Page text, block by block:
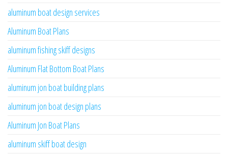
aluminum boat design services
Aluminum Boat Plans
aluminum fishing skiff designs
Aluminum Flat Bottom Boat Plans
aluminum jon boat building plans
aluminum jon boat design plans
Aluminum Jon Boat Plans
aluminum skiff boat design